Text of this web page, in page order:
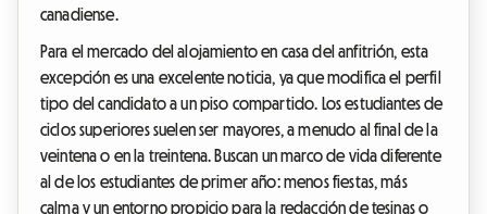
canadiense.
Para el mercado del alojamiento en casa del anfitrión, esta
excepción es una excelente noticia, ya que modifica el perfil
tipo del candidato a un piso compartido. Los estudiantes de
ciclos superiores suelen ser mayores, a menudo al final de la
veintena o en la treintena. Buscan un marco de vida diferente
al de los estudiantes de primer año: menos fiestas, más
calma y un entorno propicio para la redacción de tesinas o